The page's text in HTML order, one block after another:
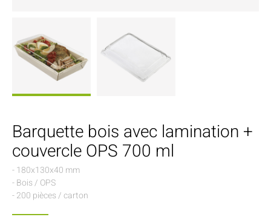
Barquette bois avec lamination +
couvercle OPS 700 ml
- 180x130x40 mm
- Bois / OPS
- 200 pièces / carton